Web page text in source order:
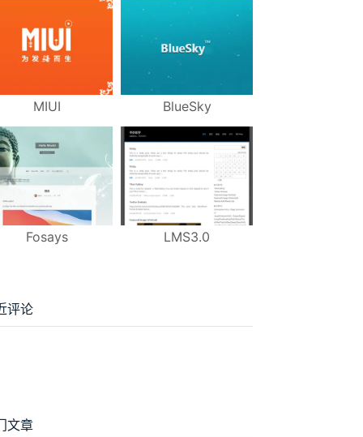
MIUI BlueSky
Fosays LMS3.0
评论
文章